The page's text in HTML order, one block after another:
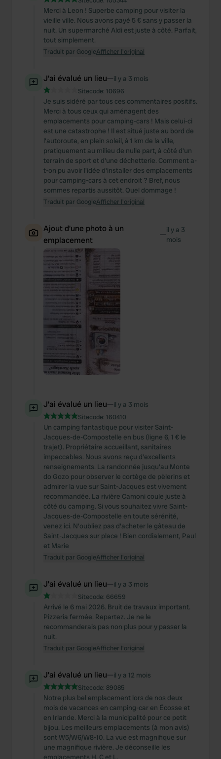
Merci à Leon ! Superbe camping pour visiter la
vieille ville. Nous avons payé 5 € sans y passer la
nuit. Un supermarché Aldi est juste à côté. Parfait,
tout simplement.
Traduit par GoogleAfficher l'original
J'ai évalué un lieu—il y a 3 mois
Sitecode: 10696
Je suis sidéré par tous ces commentaires positifs.
Merci à tous ceux qui aménagent des
emplacements pour camping-cars ! Mais celui-ci
est une catastrophe ! Il est situé juste au bord de
l'autoroute, en plein soleil, à 1 km de la ville,
pratiquement au milieu de nulle part, à côté d'un
terrain de sport et d'une déchetterie. Comment a-
t-on pu avoir l'idée d'installer des emplacements
pour camping-cars à cet endroit ? Bref, nous
sommes repartis aussitôt. Quel dommage !
Traduit par GoogleAfficher l'original
Ajout d'une photo à un
emplacement
—il y a 3
mois
J'ai évalué un lieu—il y a 3 mois
Sitecode: 160410
Un camping fantastique pour visiter Saint-
Jacques-de-Compostelle en bus (ligne 6, 1 € le
trajet). Propriétaire accueillant, sanitaires
impeccables. Nous avons reçu d'excellents
renseignements. La randonnée jusqu'au Monte
do Gozo pour observer le cortège de pèlerins et
admirer la vue sur Saint-Jacques est vivement
recommandée. La rivière Camoni coule juste à
côté du camping. Si vous souhaitez vivre Saint-
Jacques-de-Compostelle en toute sérénité,
venez ici. N'oubliez pas d'acheter le gâteau de
Saint-Jacques sur place ! Bien cordialement, Paul
et Marie
Traduit par GoogleAfficher l'original
J'ai évalué un lieu—il y a 3 mois
Sitecode: 66659
Arrivé le 6 mai 2026. Bruit de travaux important.
Pizzeria fermée. Repartez. Je ne le
recommanderais pas non plus pour y passer la
nuit.
Traduit par GoogleAfficher l'original
J'ai évalué un lieu—il y a 12 mois
Sitecode: 89085
Notre plus bel emplacement lors de nos deux
mois de vacances en camping-car en Écosse et
en Irlande. Merci à la municipalité pour ce petit
bijou. Les meilleurs emplacements (à mon avis)
sont W5/W6/W8-10. La vue est magnifique sur
une magnifique rivière. Je déconseille les
emplacements H, C et L.